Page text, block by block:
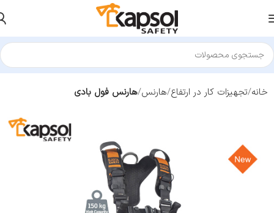
خانه تجهیزات کار در ارتفاع هارنس هارنس فول بادی